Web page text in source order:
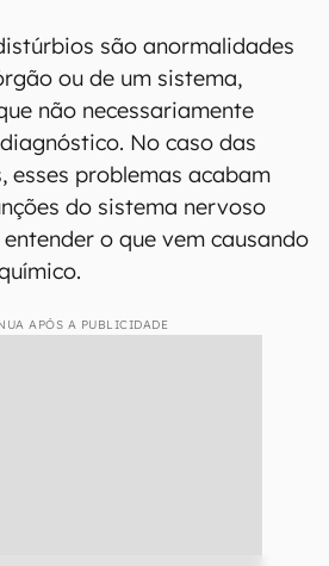
são anormalidades
ou de um sistema,
não necessariamente
No caso das
esses problemas acabam
do sistema nervoso
o que vem causando
APÓS A PUBLICIDADE